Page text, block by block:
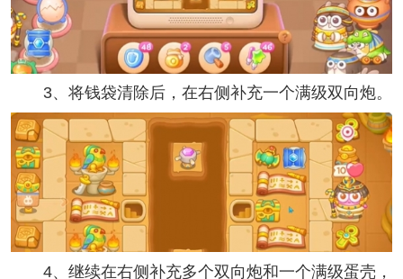
3、将钱袋清除后，在右侧补充一个满级双向炮。
4、继续在右侧补充多个双向炮和一个满级蛋壳，